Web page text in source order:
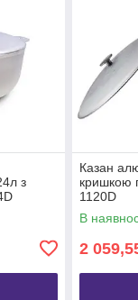
з
Казан
кришкою
1120D
В
2